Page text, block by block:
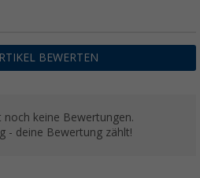
BEWERTEN
noch keine Bewertungen.
- deine Bewertung zählt!